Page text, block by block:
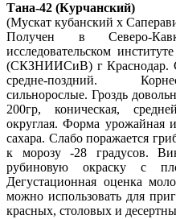
Тана-42 (Курчанский)
(Мускат кубанский х
Получен в Северо-
исследовательском
(СКЗНИИСиВ) г Краснодар.
средне-поздний.
сильнорослые. Гроздь
200гр, коническая,
округлая. Форма урожайная
сахара. Слабо поражается
к морозу -28 градусов.
рубиновую окраску с
Дегустационная оценка
можно использовать для
красных, столовых и